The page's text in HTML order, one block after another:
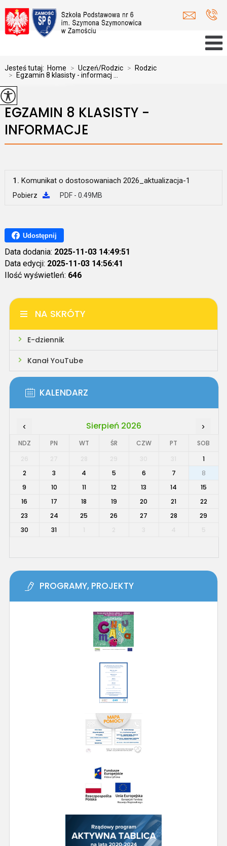
Jesteś tutaj: Home > Uczeń/Rodzic >
Rodzic
>
Egzamin 8 klasisty - informacj ...
EGZAMIN 8 KLASISTY -
INFORMACJE
1. Komunikat o dostosowaniach 2026_aktualizacja-1
Pobierz PDF - 0.49MB
Udostępnij
Data dodania: 2025-11-03 14:49:51
Data edycji: 2025-11-03 14:56:41
Ilość wyświetleń: 646
NA SKRÓTY
E-dziennik
Kanał YouTube
KALENDARZ
‹ Sierpień 2026 ›
NDZ PN WT ŚR CZW PT
SOB
1
2
3 4 5 6 7
8
9
10 11 12 13 14
15
16
17 18 19 20 21
22
23
24 25 26 27 28
29
30
31
PROGRAMY, PROJEKTY